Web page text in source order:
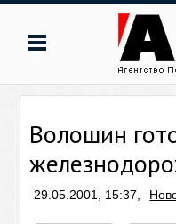
Волошин
29.05.2001, 15:37,